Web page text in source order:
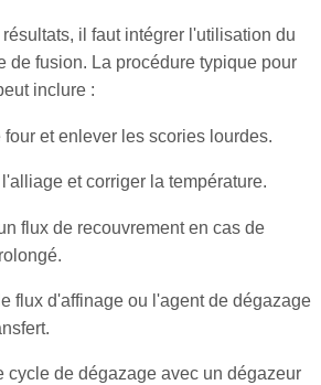
il faut intégrer l'utilisation du
de fusion. La procédure typique pour
inclure :
four et enlever les scories lourdes.
et corriger la température.
flux de recouvrement en cas de
flux d'affinage ou l'agent de dégazage
cycle de dégazage avec un dégazeur